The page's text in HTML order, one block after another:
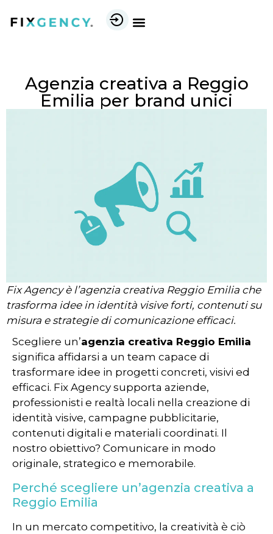
Agenzia creativa a Reggio
Emilia per brand unici
Fix Agency è l’agenzia creativa Reggio Emilia che
trasforma idee in identità visive forti, contenuti su
misura e strategie di comunicazione efficaci.
Scegliere un’agenzia creativa Reggio Emilia
significa affidarsi a un team capace di
trasformare idee in progetti concreti, visivi ed
efficaci. Fix Agency supporta aziende,
professionisti e realtà locali nella creazione di
identità visive, campagne pubblicitarie,
contenuti digitali e materiali coordinati. Il
nostro obiettivo? Comunicare in modo
originale, strategico e memorabile.
Perché scegliere un’agenzia creativa a
Reggio Emilia
In un mercato competitivo, la creatività è ciò